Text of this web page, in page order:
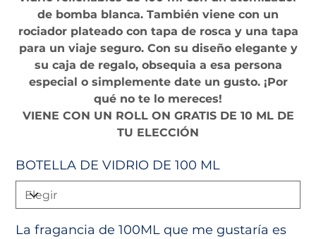
de bomba blanca. También viene con un
rociador plateado con tapa de rosca y una tapa
para un viaje seguro. Con su diseño elegante y
su caja de regalo, obsequia a esa persona
especial o simplemente date un gusto. ¡Por
qué no te lo mereces!
VIENE CON UN ROLL ON GRATIS DE 10 ML DE
TU ELECCIÓN
BOTELLA DE VIDRIO DE 100 ML
La fragancia de 100ML que me gustaría es